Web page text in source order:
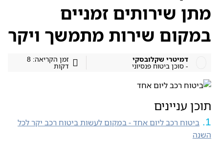
מתן שירותים זמניים
במקום שירות מתמשך ויקר
דמיטרי שקלובסקי
- סוכן ביטוח פנסיוני
זמן הקריאה: 8
דקות
תוכן עניינים
ביטוח רכב ליום אחד - במקום לעשות ביטוח רכב יקר לכל
השנה